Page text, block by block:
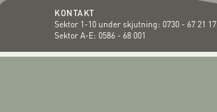
KONTAKT
Sektor 1-10 under skjutning: 0730 - 67 21 17
Sektor A-E: 0586 - 68 001